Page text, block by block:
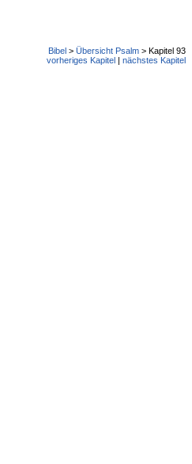
Bibel > Übersicht Psalm > Kapitel 93
vorheriges Kapitel | nächstes Kapitel